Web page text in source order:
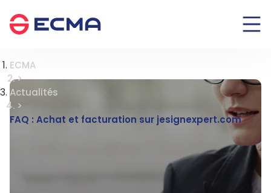
ECMA
>
Actualités
>
FAQ : Achat et facturation sur jesignexpert.com